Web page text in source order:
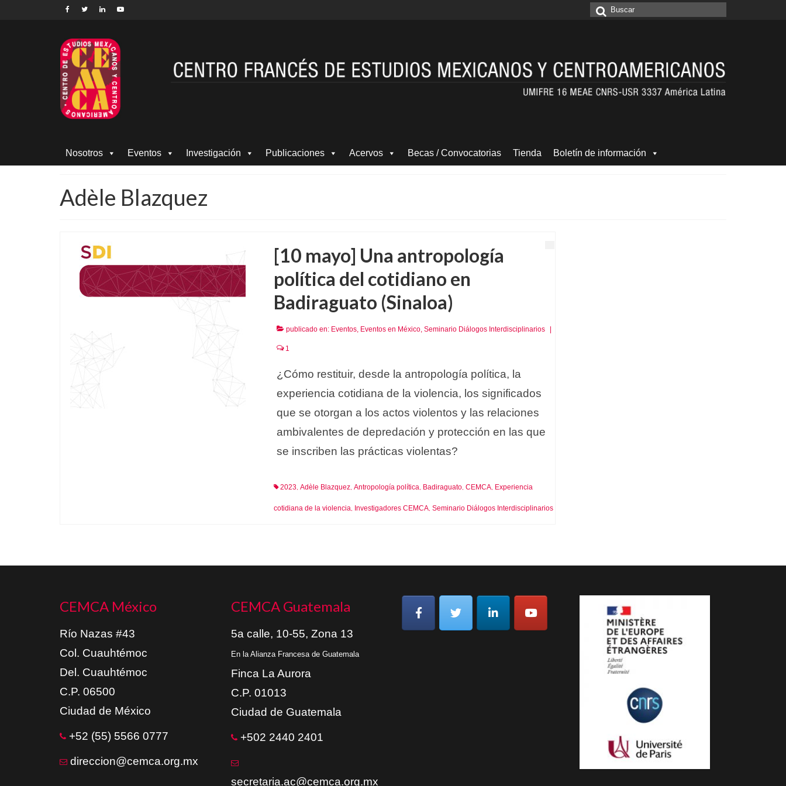
Buscar
Nosotros Eventos Investigación Publicaciones Acervos Becas / Convocatorias Tienda Boletín de información
Adèle Blazquez
[10 mayo] Una antropología
política del cotidiano en
Badiraguato (Sinaloa)
publicado en: Eventos, Eventos en México, Seminario Diálogos Interdisciplinarios |
1
¿Cómo restituir, desde la antropología política, la
experiencia cotidiana de la violencia, los significados
que se otorgan a los actos violentos y las relaciones
ambivalentes de depredación y protección en las que
se inscriben las prácticas violentas?
2023, Adèle Blazquez, Antropología política Badiraguato, CEMCA, Experiencia
cotidiana de la violencia Investigadores CEMCA, Seminario Diálogos Interdisciplinarios
CEMCA México
Río Nazas #43
Col. Cuauhtémoc
Del. Cuauhtémoc
C.P. 06500
Ciudad de México
+52 (55) 5566 0777
direccion@cemca.org.mx
CEMCA Guatemala
5a calle, 10-55, Zona 13
En la Alianza Francesa de Guatemala
Finca La Aurora
C.P. 01013
Ciudad de Guatemala
+502 2440 2401
secretaria.ac@cemca.org.mx